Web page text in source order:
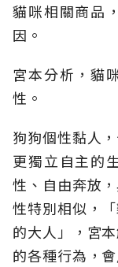
貓咪相關商品
因。
宮本分析，貓
性。
狗狗個性黏人
更獨立自主的
性、自由奔放
性特別相似，
的大人」，宮
的各種行為，